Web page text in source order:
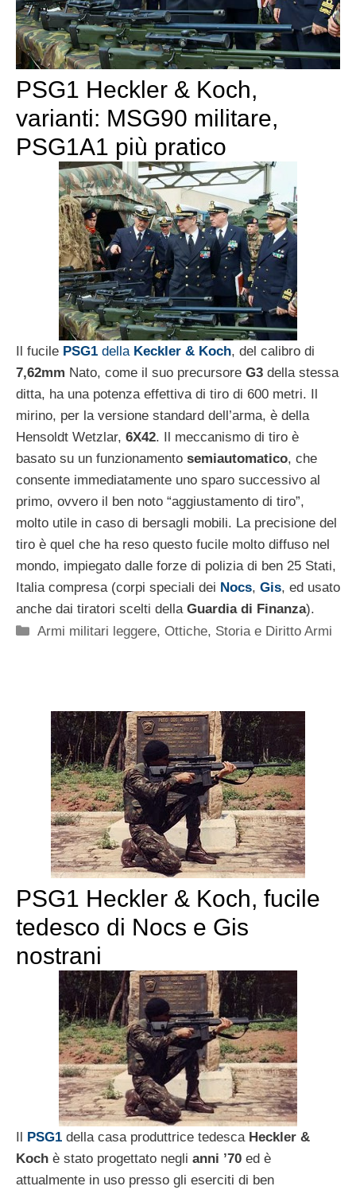
PSG1 Heckler & Koch,
varianti: MSG90 militare,
PSG1A1 più pratico
Il fucile PSG1 della Keckler & Koch, del calibro di
7,62mm Nato, come il suo precursore G3 della stessa
ditta, ha una potenza effettiva di tiro di 600 metri. Il
mirino, per la versione standard dell’arma, è della
Hensoldt Wetzlar, 6X42. Il meccanismo di tiro è
basato su un funzionamento semiautomatico, che
consente immediatamente uno sparo successivo al
primo, ovvero il ben noto “aggiustamento di tiro”,
molto utile in caso di bersagli mobili. La precisione del
tiro è quel che ha reso questo fucile molto diffuso nel
mondo, impiegato dalle forze di polizia di ben 25 Stati,
Italia compresa (corpi speciali dei Nocs, Gis, ed usato
anche dai tiratori scelti della Guardia di Finanza).
Categorie
Armi militari leggere,Ottiche, Storia e Diritto Armi
PSG1 Heckler & Koch, fucile
tedesco di Nocs e Gis
nostrani
Il PSG1 della casa produttrice tedesca Heckler &
Koch è stato progettato negli anni ’70 ed è
attualmente in uso presso gli eserciti di ben